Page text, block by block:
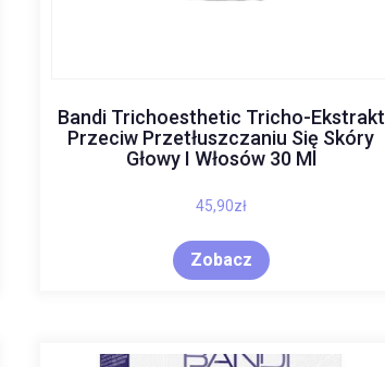
Bandi Trichoesthetic Tricho-Ekstrakt
Przeciw Przetłuszczaniu Się Skóry
Głowy I Włosów 30 Ml
45,90zł
Zobacz